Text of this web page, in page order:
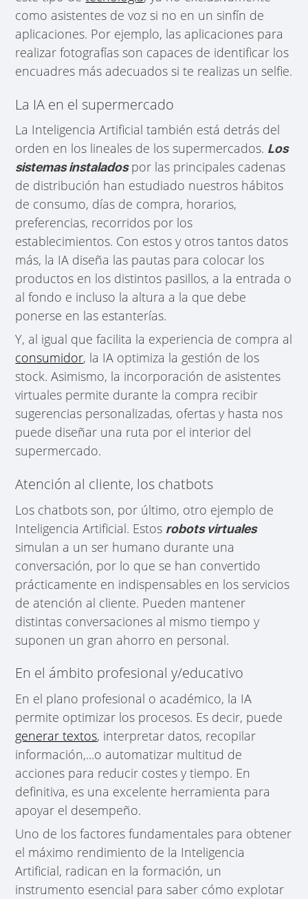
como asistentes de voz si no en un sinfín de
aplicaciones. Por ejemplo, las aplicaciones para
realizar fotografías son capaces de identificar los
encuadres más adecuados si te realizas un selfie.
La IA en el supermercado
La Inteligencia Artificial también está detrás del
orden en los lineales de los supermercados. Los
sistemas instaladospor las principales cadenas
de distribución han estudiado nuestros hábitos
de consumo, días de compra, horarios,
preferencias, recorridos por los
establecimientos. Con estos y otros tantos datos
más, la IA diseña las pautas para colocar los
productos en los distintos pasillos, a la entrada o
al fondo e incluso la altura a la que debe
ponerse en las estanterías.
Y, al igual que facilita la experiencia de compra al
consumidor, la IA optimiza la gestión de los
stock. Asimismo, la incorporación de asistentes
virtuales permite durante la compra recibir
sugerencias personalizadas, ofertas y hasta nos
puede diseñar una ruta por el interior del
supermercado.
Atención al cliente, los chatbots
Los chatbots son, por último, otro ejemplo de
Inteligencia Artificial. Estos robots virtuales
simulan a un ser humano durante una
conversación, por lo que se han convertido
prácticamente en indispensables en los servicios
de atención al cliente. Pueden mantener
distintas conversaciones al mismo tiempo y
suponen un gran ahorro en personal.
En el ámbito profesional y/educativo
En el plano profesional o académico, la IA
permite optimizar los procesos. Es decir, puede
generar textos, interpretar datos, recopilar
información,...o automatizar multitud de
acciones para reducir costes y tiempo. En
definitiva, es una excelente herramienta para
apoyar el desempeño.
Uno de los factores fundamentales para obtener
el máximo rendimiento de la Inteligencia
Artificial, radican en la formación, un
instrumento esencial para saber cómo explotar